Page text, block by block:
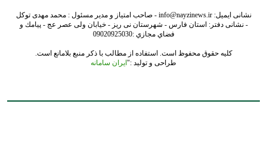
نشانی ایمیل: info@nayzinews.ir - صاحب امتیاز و مدیر مسئول : محمد مهدی توکل
- نشانی دفتر: استان فارس - شهرستان نی ریز - خیابان ولی عصر عج - پيامك و
فضاي مجازي :09020925030
کلیه حقوق محفوظ است. استفاده از مطالب با ذکر منبع بلامانع است.
طراحی و تولید :"ایران سامانه